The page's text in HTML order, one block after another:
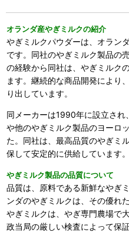
オランダ産やぎミルクの紹介
やぎミルクパウダーは、オラン
です。同社のやぎミルク製品の
の経験から同社は、やぎミルク
ます。継続的な商品開発により
り出しています。
同メーカーは1990年に設立さ
や他のやぎミルク製品のヨーロ
た。同社は、最高品質のやぎミ
保して安定的に供給しています。
やぎミルク製品の品質について
品質は、原料である新鮮なやぎ
ンダのやぎミルクは、その優れ
やぎミルクは、やぎ専門農場で
政当局の厳しい検査によって保